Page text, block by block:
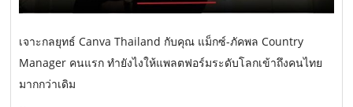
เจาะกลยุทธ์ Canva Thailand กับคุณ แม็กซ์-ภัคพล Country
Manager คนแรก ทำยังไงให้แพลตฟอร์มระดับโลกเข้าถึงคนไทย
มากกว่าเดิม